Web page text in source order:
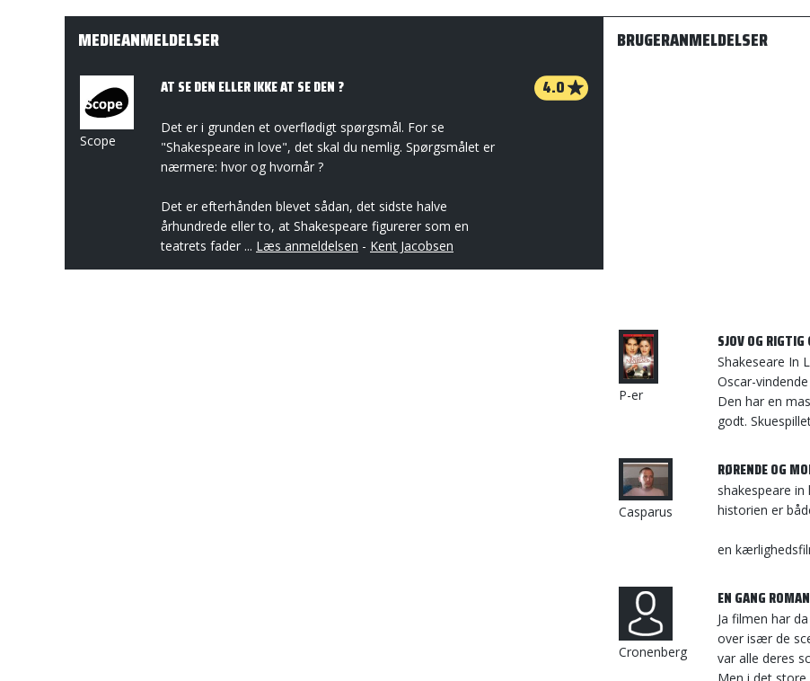
MEDIEANMELDELSER
Scope
AT SE DEN ELLER IKKE AT SE DEN ?
Det er i grunden et overflødigt spørgsmål. For se
"Shakespeare in love", det skal du nemlig. Spørgsmålet er
nærmere: hvor og hvornår ?
Det er efterhånden blevet sådan, det sidste halve
århundrede eller to, at Shakespeare figurerer som en
teatrets fader ... Læs anmeldelsen - Kent Jacobsen
4.0
BRUGERANMELDELSER
P-er
SJOV OG
Shakeseare In
Oscar-
Den har en
godt.
Casparus
RØRENDE OG
shakespeare
historien er
en
Cronenberg
EN GANG
Ja filmen har
over især de
var alle deres